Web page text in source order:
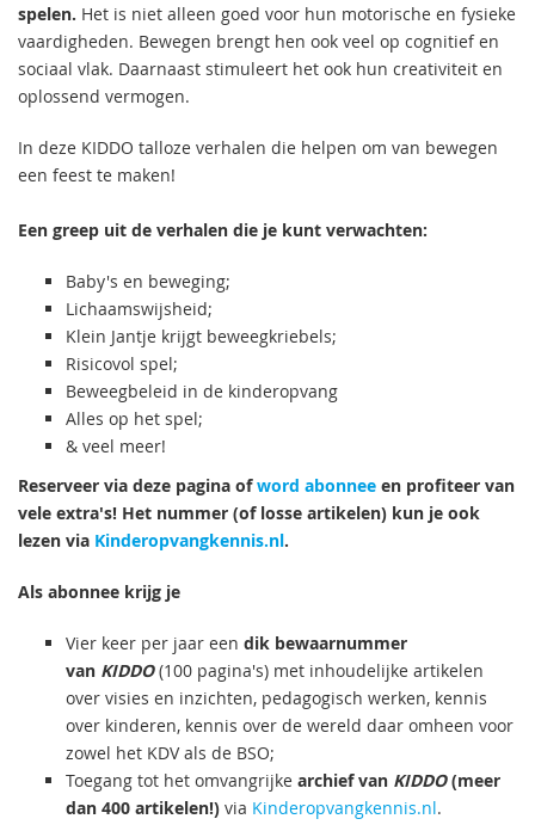
spelen. Het is niet alleen goed voor hun motorische en fysieke
vaardigheden. Bewegen brengt hen ook veel op cognitief en
sociaal vlak. Daarnaast stimuleert het ook hun creativiteit en
oplossend vermogen.
In deze KIDDO talloze verhalen die helpen om van bewegen
een feest te maken!
Een greep uit de verhalen die je kunt verwachten:
Baby's en beweging;
Lichaamswijsheid;
Klein Jantje krijgt beweegkriebels;
Risicovol spel;
Beweegbeleid in de kinderopvang
Alles op het spel;
& veel meer!
Reserveer via deze pagina ofword abonnee en profiteer van
vele extra's! Het nummer (of losse artikelen) kun je ook
lezen via Kinderopvangkennis.nl.
Als abonnee krijg je
Vier keer per jaar een dik bewaarnummer
van KIDDO (100 pagina's) met inhoudelijke artikelen
over visies en inzichten, pedagogisch werken, kennis
over kinderen, kennis over de wereld daar omheen voor
zowel het KDV als de BSO;
Toegang tot het omvangrijke archief van KIDDO(meer
dan 400 artikelen!) via Kinderopvangkennis.nl.